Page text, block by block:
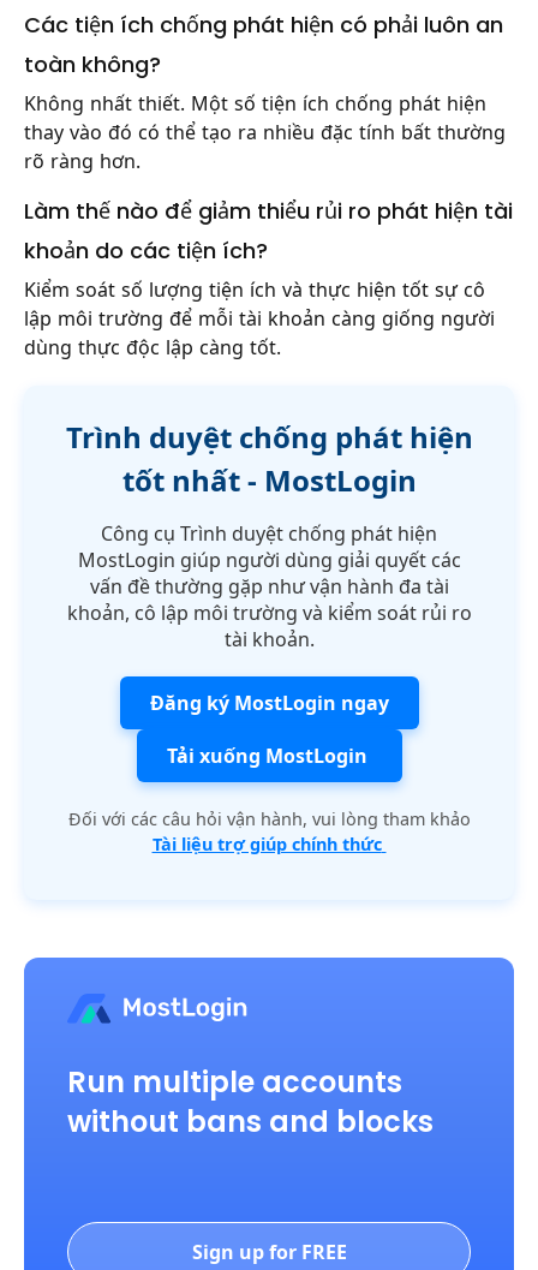
Các tiện ích chống phát hiện có phải luôn an
toàn không?
Không nhất thiết. Một số tiện ích chống phát hiện
thay vào đó có thể tạo ra nhiều đặc tính bất thường
rõ ràng hơn.
Làm thế nào để giảm thiểu rủi ro phát hiện tài
khoản do các tiện ích?
Kiểm soát số lượng tiện ích và thực hiện tốt sự cô
lập môi trường để mỗi tài khoản càng giống người
dùng thực độc lập càng tốt.
Trình duyệt chống phát hiện
tốt nhất - MostLogin
Công cụ Trình duyệt chống phát hiện
MostLogin giúp người dùng giải quyết các
vấn đề thường gặp như vận hành đa tài
khoản, cô lập môi trường và kiểm soát rủi ro
tài khoản.
Đăng ký MostLogin ngay
Tải xuống MostLogin
Đối với các câu hỏi vận hành, vui lòng tham khảo
Tài liệu trợ giúp chính thức
Run multiple accounts
without bans and blocks
Sign up for FREE